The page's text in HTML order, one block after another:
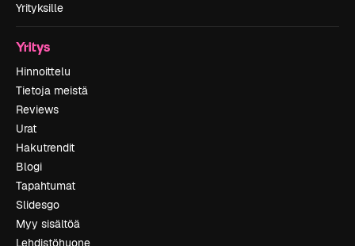
Yrityksille
Yritys
Hinnoittelu
Tietoja meistä
Reviews
Urat
Hakutrendit
Blogi
Tapahtumat
Slidesgo
Myy sisältöä
Lehdistöhuone